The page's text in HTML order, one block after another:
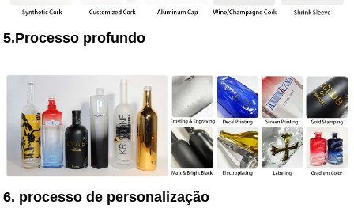
5.Processo profundo
6. processo de personalização